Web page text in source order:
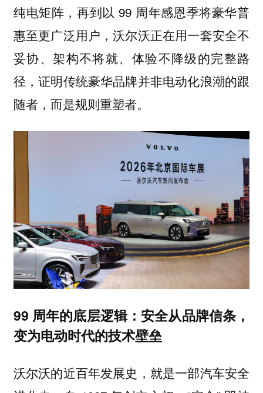
纯电矩阵，再到以 99 周年感恩季将豪华普
惠至更广泛用户，沃尔沃正在用一套安全不
妥协、架构不将就、体验不降级的完整路
径，证明传统豪华品牌并非电动化浪潮的跟
随者，而是规则重塑者。
99 周年的底层逻辑：安全从品牌信条，
变为电动时代的技术壁垒
沃尔沃的近百年发展史，就是一部汽车安全